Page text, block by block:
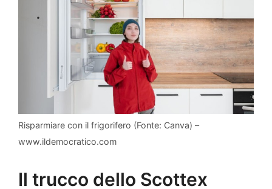
Risparmiare con il frigorifero (Fonte: Canva) –
www.ildemocratico.com
Il trucco dello Scottex